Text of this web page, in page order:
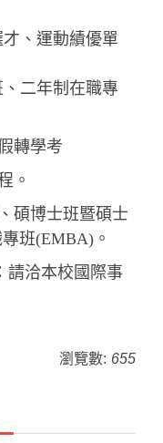
運動績優單
二年制在職專
轉學考
。
碩博士班暨碩士
班(EMBA)。
請洽本校國際事
瀏覽數: 655